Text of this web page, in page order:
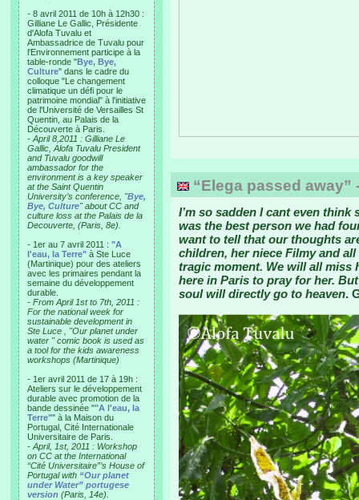
- 8 avril 2011 de 10h à 12h30 :
Gilliane Le Gallic, Présidente
d'Alofa Tuvalu et
Ambassadrice de Tuvalu pour
l'Environnement participe à la
table-ronde "Bye, Bye,
Culture" dans le cadre du
colloque "Le changement
climatique un défi pour le
patrimoine mondial" à l'initiative
de l'Université de Versailles St
Quentin, au Palais de la
Découverte à Paris.
- April 8,2011 : Gilliane Le
Gallic, Alofa Tuvalu President
and Tuvalu goodwill
ambassador for the
environment is a key speaker
at the Saint Quentin
University’s conference, "Bye,
Bye, Culture" about CC and
culture loss at the Palais de la
Decouverte, (Paris, 8e).
- 1er au 7 avril 2011 : "A
l'eau, la Terre" à Ste Luce
(Martinique) pour des ateliers
avec les primaires pendant la
semaine du développement
durable.
- From April 1st to 7th, 2011 :
For the national week for
sustainable development in
Ste Luce , "Our planet under
water " comic book is used as
a tool for the kids awareness
workshops (Martinique)
- 1er avril 2011 de 17 à 19h :
Ateliers sur le développement
durable avec promotion de la
bande dessinée ""A l'eau, la
Terre"" à la Maison du
Portugal, Cité Internationale
Universitaire de Paris.
- April, 1st, 2011 : Workshop
on CC at the International
“Cité Universitaire”’s House of
Portugal with “Our planet
under Water” portugese
version (Paris, 14e).
“Elega passed away”
I’m so sadden I cant even think
was the best person we had
want to tell that our thoughts
children, her niece Filmy and
tragic moment. We will all miss
here in Paris to pray for her.
soul will directly go to heaven.